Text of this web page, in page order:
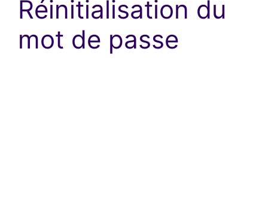
Réinitialisation du
mot de passe